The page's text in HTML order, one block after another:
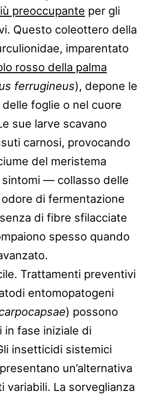
preoccupante per gli
Questo coleottero della
imparentato
rosso della palma
ferrugineus), depone le
foglie o nel cuore
sue larve scavano
carnosi, provocando
del meristema
sintomi — collasso delle
di fermentazione
di fibre sfilacciate
spesso quando
Trattamenti preventivi
entomopatogeni
) possono
in fase iniziale di
insetticidi sistemici
un’alternativa
variabili. La sorveglianza